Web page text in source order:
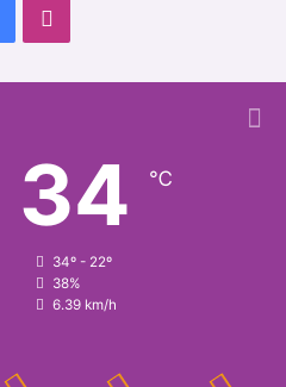
Facebook
34 ℃
34º - 22º
38%
6.39 km/h